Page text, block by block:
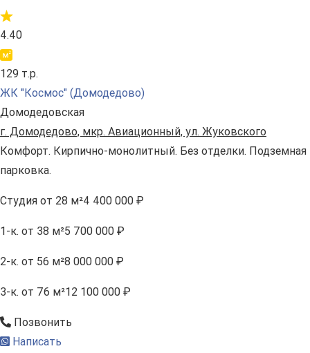
4.40
129 т.р.
ЖК "Космос" (Домодедово)
Домодедовская
г. Домодедово, мкр. Авиационный, ул. Жуковского
Комфорт. Кирпично-монолитный. Без отделки. Подземная
парковка.
Студия от 28 м²4 400 000 ₽
1-к. от 38 м²5 700 000 ₽
2-к. от 56 м²8 000 000 ₽
3-к. от 76 м²12 100 000 ₽
Позвонить
Написать